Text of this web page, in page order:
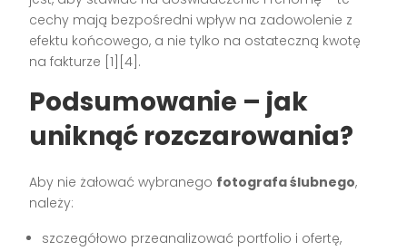
cechy mają bezpośredni wpływ na zadowolenie z
efektu końcowego, a nie tylko na ostateczną kwotę
na fakturze [1][4] .
Podsumowanie – jak
uniknąć rozczarowania?
Aby nie żałować wybranego fotografa ślubnego,
należy:
szczegółowo przeanalizować portfolio i ofertę,